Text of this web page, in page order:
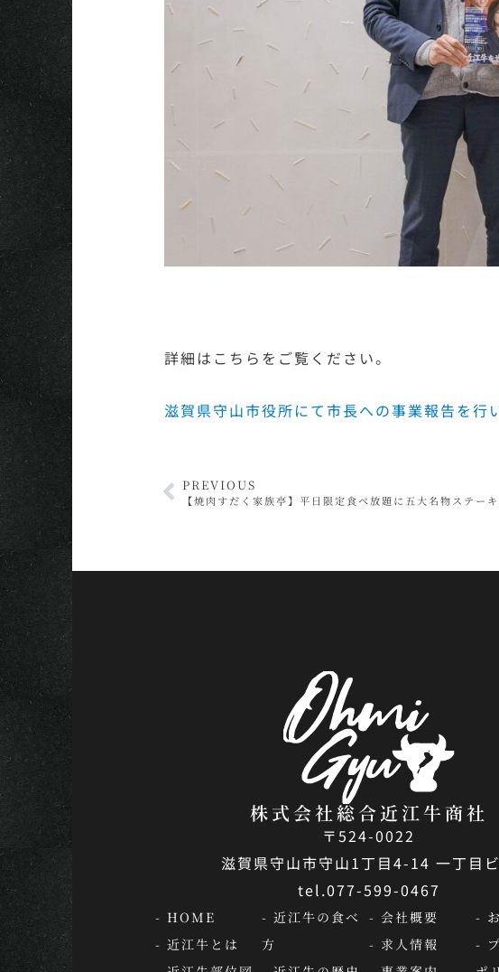
詳細はこちらをご覧ください。
滋賀県守山市役所にて市長への事業報告を行
PREVIOUS
株式会社総合近江牛商社
〒524-0022
滋賀県守山市守山1丁目4-14 一丁目
tel.077-599-0467
- HOME
- 近江牛とは
- 近江牛の食べ
方
- 会社概要
- 求人情報
-
-